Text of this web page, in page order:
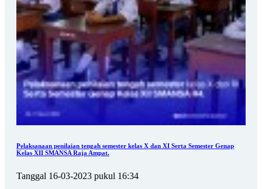
Pelaksanaan penilaian tengah semester kelas X dan XI Serta Semester Genap
Kelas XII SMANSA Raja Ampat.
Tanggal 16-03-2023 pukul 16:34